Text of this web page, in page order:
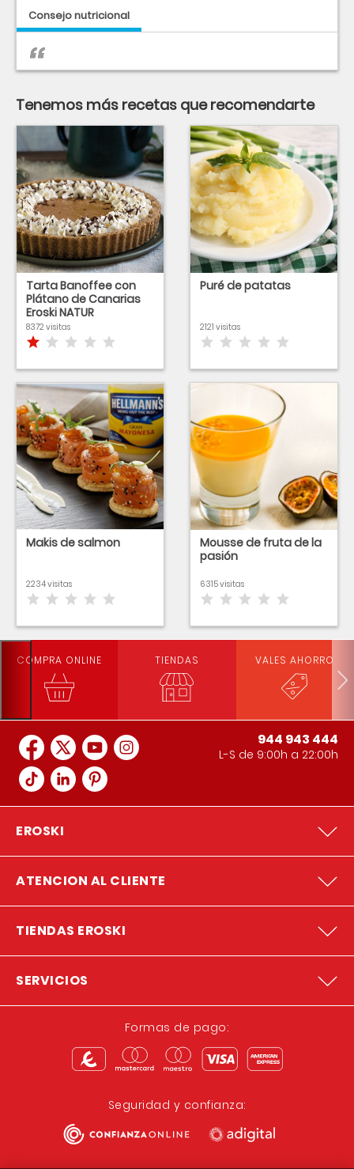
Consejo nutricional
Tenemos más recetas que recomendarte
Tarta Banoffee con
Plátano de Canarias
Eroski NATUR
8372 visitas
Puré de patatas
2121 visitas
Makis de salmon
2234 visitas
Mousse de fruta de la
pasión
6315 visitas
COMPRA ONLINE TIENDAS VALES AHORRO
944 943 444
L-S de 9:00h a 22:00h
EROSKI
ATENCION AL CLIENTE
TIENDAS EROSKI
SERVICIOS
Formas de pago:
Seguridad y confianza: